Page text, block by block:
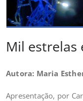
Mil estrelas
Autora: Maria
Apresentação, por